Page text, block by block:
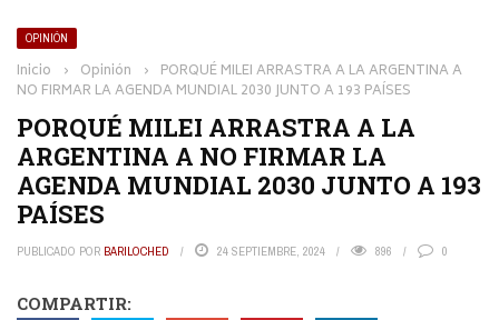
OPINIÓN
Inicio › Opinión › PORQUÉ MILEI ARRASTRA A LA ARGENTINA A
NO FIRMAR LA AGENDA MUNDIAL 2030 JUNTO A 193 PAÍSES
PORQUÉ MILEI ARRASTRA A LA
ARGENTINA A NO FIRMAR LA
AGENDA MUNDIAL 2030 JUNTO A 193
PAÍSES
PUBLICADO POR BARILOCHED 24 SEPTIEMBRE, 2024 896 0
COMPARTIR: